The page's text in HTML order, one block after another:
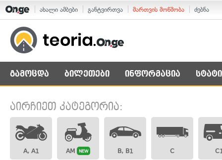
ახალი ამბები განტვირთვა მართვის მოწმობა ძებნა
გამოცდა ბილეთები ინფორმაცია
აირჩიეთ კატეგორია:
A, A1 AM NEW B, B1 C